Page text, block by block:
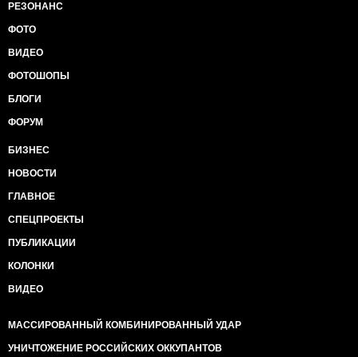
РЕЗОНАНС
ФОТО
ВИДЕО
ФОТОШОПЫ
БЛОГИ
ФОРУМ
БИЗНЕС
НОВОСТИ
ГЛАВНОЕ
СПЕЦПРОЕКТЫ
ПУБЛИКАЦИИ
КОЛОНКИ
ВИДЕО
МАССИРОВАННЫЙ КОМБИНИРОВАННЫЙ УДАР
УНИЧТОЖЕНИЕ РОССИЙСКИХ ОККУПАНТОВ